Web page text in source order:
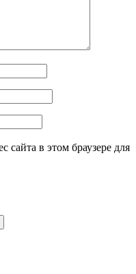
сайта в этом браузере для